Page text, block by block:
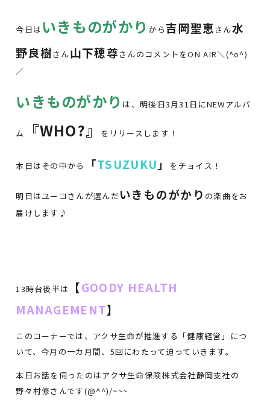
今日は いきものがかり から吉岡聖恵 さん水
野良樹さん山下穂尊さんのコメントをON AIR＼(^o^)
／
いきものがかり は、明後日3月31日にNEWアルバ
ム 『WHO?』 をリリースします！
本日はその中から 「TSUZUKU 」 をチョイス！
明日はユーコさんが選んだいきものがかり の楽曲をお
届けします♪
13時台後半は 【GOODY HEALTH
MANAGEMENT】
このコーナーでは、アクサ生命が推進する「健康経営」につ
いて、今月の一カ月間、5回にわたって迫っていきます。
本日お話を伺ったのはアクサ生命保険株式会社静岡支社の
野々村修さんです(@^^)/~~~